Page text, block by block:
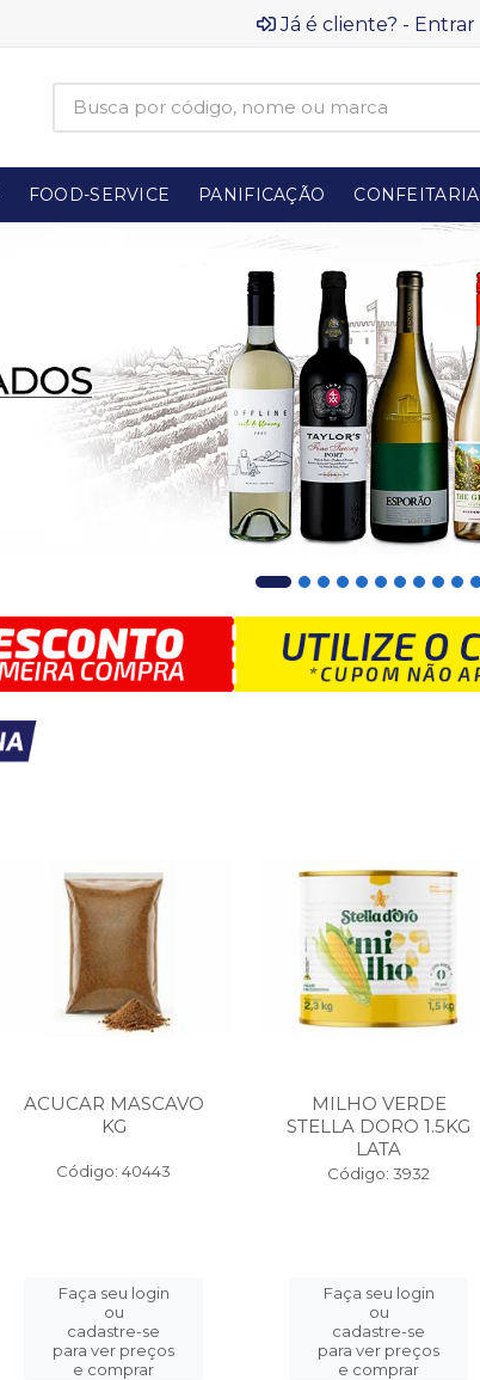
Já é cliente? - Entrar
FOOD-SERVICE PANIFICAÇÃO CONFEITARIA
ACUCAR MASCAVO
KG
Código: 40443
Faça seu login
ou
cadastre-se
para ver preços
e comprar
MILHO VERDE
STELLA DORO 1.5KG
LATA
Código: 3932
Faça seu login
ou
cadastre-se
para ver preços
e comprar